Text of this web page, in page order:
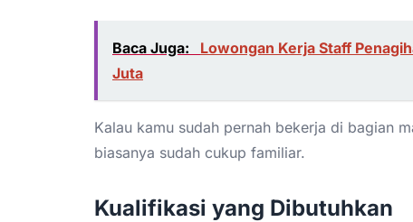
Baca Juga:
Lowongan Kerja Staff
Juta
Kalau kamu sudah pernah bekerja di bagian
biasanya sudah cukup familiar.
Kualifikasi yang Dibutuhkan